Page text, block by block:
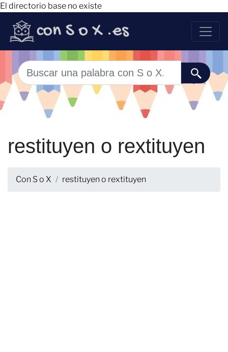
El directorio base no existe
restituyen o rextituyen
Con S o X restituyen o rextituyen